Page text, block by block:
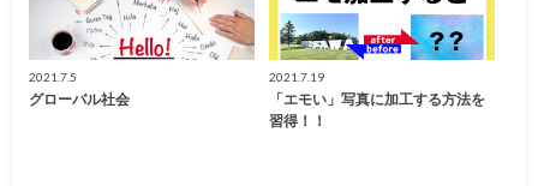
2021.7.5
グローバル社会
2021.7.19
「エモい」写真に加工する方法を
習得！！